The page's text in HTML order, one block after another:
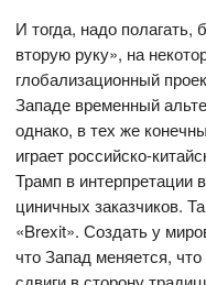
И тогда, надо
вторую руку», на
глобализационный
Западе временный
однако, в тех же
играет российско-
Трамп в интерпретации
циничных заказчиков.
«Brexit». Создать у
что Запад меняется,